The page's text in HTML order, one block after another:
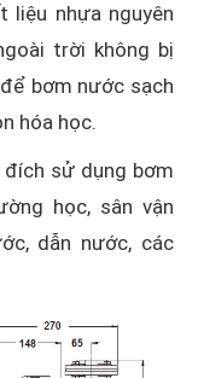
liệu nhựa nguyên
trời không bị
bơm nước sạch
hóa học.
sử dụng bơm
học, sân vận
dẫn nước, các